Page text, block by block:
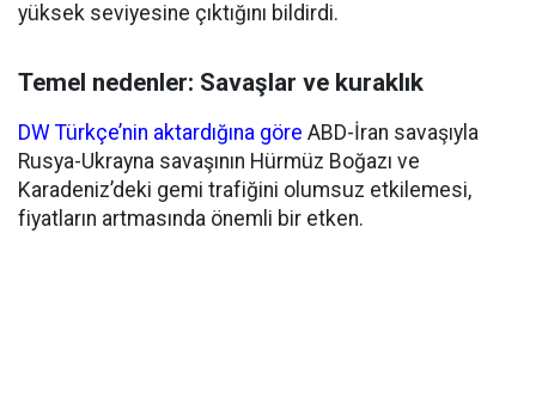
yüksek seviyesine çıktığını bildirdi.
Temel nedenler: Savaşlar ve kuraklık
DW Türkçe’nin aktardığına göre ABD-İran savaşıyla
Rusya-Ukrayna savaşının Hürmüz Boğazı ve
Karadeniz’deki gemi trafiğini olumsuz etkilemesi,
fiyatların artmasında önemli bir etken.